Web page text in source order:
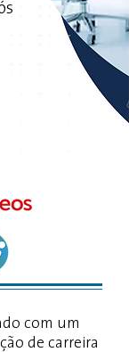
com um
de carreira